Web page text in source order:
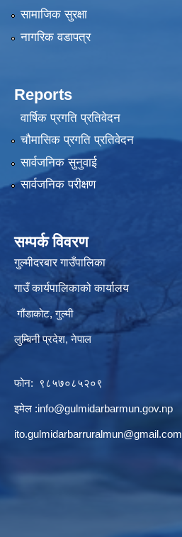
सामाजिक सुरक्षा
नागरिक वडापत्र
Reports
वार्षिक प्रगति प्रतिवेदन
चौमासिक प्रगति प्रतिवेदन
सार्वजनिक सुनुवाई
सार्वजनिक परीक्षण
सम्पर्क विवरण
गुल्मीदरबार गाउँपालिका
गाउँ कार्यपालिकाको कार्यालय
गौंडाकोट, गुल्मी
लुम्बिनी प्रदेश, नेपाल
फोन: ९८५७०८५२०९
इमेल :info@gulmidarbarmun.gov.np
ito.gulmidarbarruralmun@gmail.com